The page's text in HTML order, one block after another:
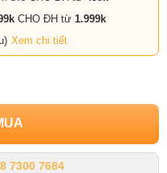
CHO ĐH từ 1.999k
Xem chi tiết
7300 7684